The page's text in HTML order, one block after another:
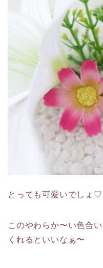
とっても可愛いでしょ♡
このやわらか〜い色合
くれるといいなぁ〜